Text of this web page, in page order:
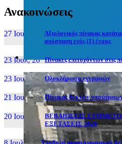
Ανακοινώσεις
27 Ιουν, 26
Αξιολογικός πίνακας
απόσπαση ενός (1) έτους
23 Ιουλ, 26 Πίνακες επιτυχόντων στις
23 Ιουλ, 26 Ολοκλήρωση εγγραφών
21 Ιουλ, 26 Πίνακας δεκτών
20 Ιουλ, 26
ΒΕΒΑΙΩΣΕΙΣ
ΕΞΕΤΑΣΕΙΣ 2026
Υποβολή μηχανογραφικού